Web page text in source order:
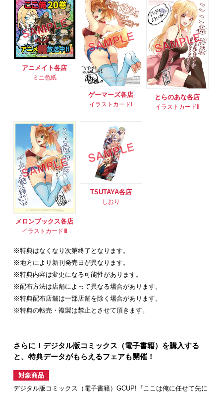
アニメイト各店
ミニ色紙
ゲーマーズ各店
イラストカードⅠ
とらのあな各店
イラストカードⅡ
メロンブックス各店
イラストカードⅢ
TSUTAYA各店
しおり
※特典はなくなり次第終了となります。
※地方により新刊発売日が異なります。
※特典内容は変更になる可能性があります。
※配布方法は店舗によって異なる場合があります。
※特典配布店舗は一部店舗を除く場合があります。
※特典の転売・複製は禁止とさせて頂きます。
さらに！デジタル版コミックス（電子書籍）を購入する
と、特典データがもらえるフェアも開催！
対象商品
デジタル版コミックス（電子書籍）GCUP!『ここは俺に任せて先に